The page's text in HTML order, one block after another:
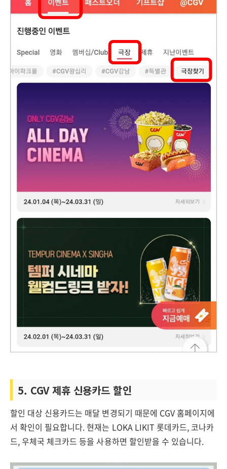
5. CGV 제휴 신용카드 할인
할인 대상 신용카드는 매달 변경되기 때문에 CGV 홈페이지에
서 확인이 필요합니다. 현재는 LOKA LIKIT 롯데카드, 코나카
드, 우체국 체크카드 등을 사용하면 할인받을 수 있습니다.